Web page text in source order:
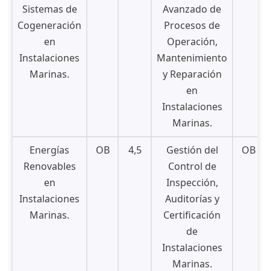
Sistemas de
Cogeneración
en
Instalaciones
Marinas.
Avanzado de
Procesos de
Operación,
Mantenimiento
y Reparación
en
Instalaciones
Marinas.
Energías
Renovables
en
Instalaciones
Marinas.
OB 4,5
Gestión del
Control de
Inspección,
Auditorías y
Certificación
de
Instalaciones
Marinas.
OB